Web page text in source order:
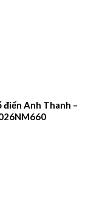
Anh Thanh –